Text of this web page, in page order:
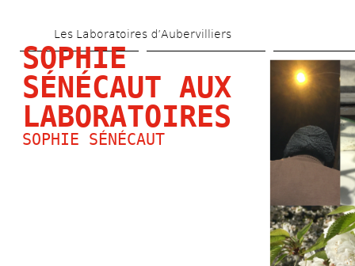
au
contenu
principal
Les Laboratoires d’Aubervilliers
SOPHIE
SÉNÉCAUT AUX
LABORATOIRES
SOPHIE SÉNÉCAUT